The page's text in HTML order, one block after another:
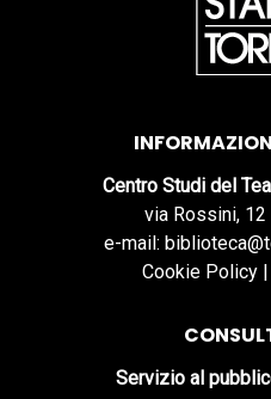
Centro Studi del
via Rossini,
e-mail:
Cookie Policy |
Servizio al